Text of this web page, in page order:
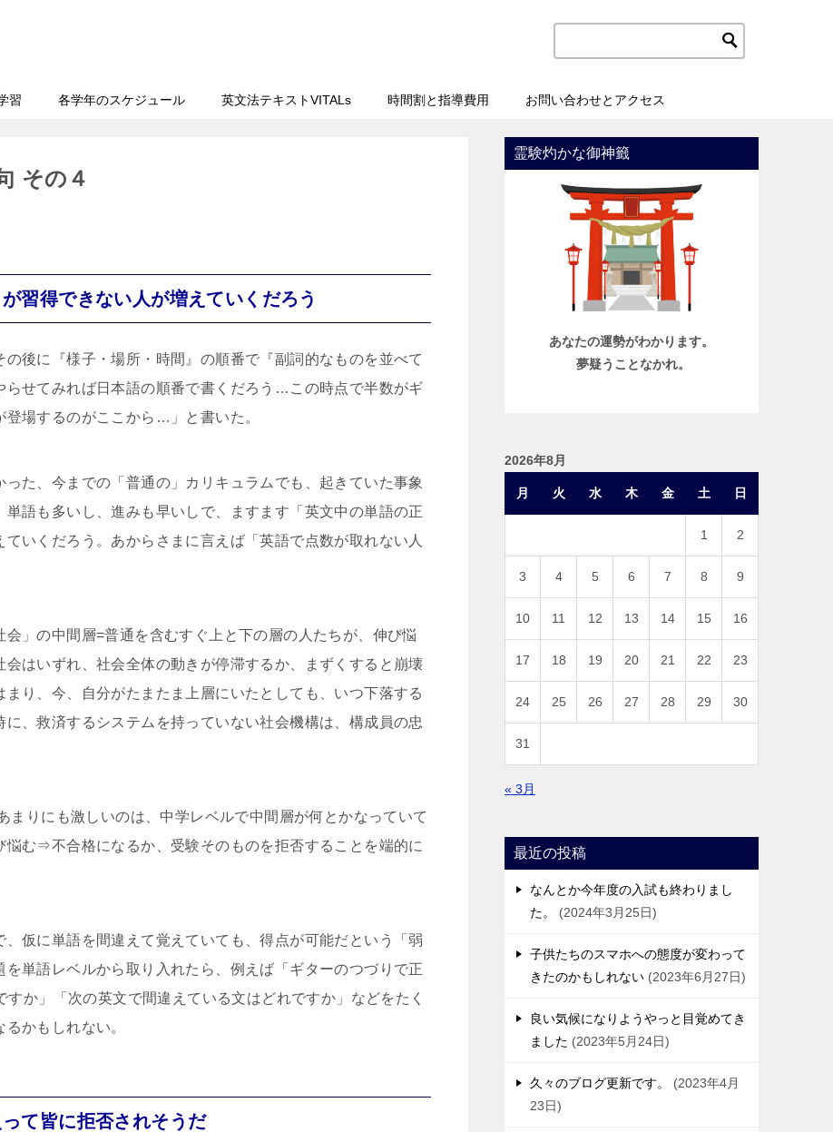
習 各学年のスケジュール 英文法テキストVITALs 時間割と指導費用 お問い合わせとアクセス
その４
習得できない人が増えていくだろう
後に『様子・場所・時間』の順番で『副詞的なものを並べて
らせてみれば日本語の順番で書くだろう…この時点で半数がギ
場するのがここから…」と書いた。
た、今までの「普通の」カリキュラムでも、起きていた事象
語も多いし、進みも早いしで、ますます「英文中の単語の正
いくだろう。あからさまに言えば「英語で点数が取れない人
」の中間層=普通を含むすぐ上と下の層の人たちが、伸び悩
はいずれ、社会全体の動きが停滞するか、まずくすると崩壊
り、今、自分がたまたま上層にいたとしても、いつ下落する
、救済するシステムを持っていない社会機構は、構成員の忠
まりにも激しいのは、中学レベルで中間層が何とかなっていて
悩む⇒不合格になるか、受験そのものを拒否することを端的に
仮に単語を間違えて覚えていても、得点が可能だという「弱
単語レベルから取り入れたら、例えば「ギターのつづりで正
か」「次の英文で間違えている文はどれですか」などをたく
かもしれない。
て皆に拒否されそうだ
霊験灼かな御神籤
あなたの運勢がわかります。
夢疑うことなかれ。
2026年8月
月 火 水 木 金 土 日
1 2
3 4 5 6 7 8 9
10 11 12 13 14 15 16
17 18 19 20 21 22 23
24 25 26 27 28 29 30
31
« 3月
最近の投稿
なんとか今年度の入試も終わりまし
た。
2024年3月25日
子供たちのスマホへの態度が変わって
きたのかもしれない 2023年6月27日
良い気候になりようやっと目覚めてき
ました
2023年5月24日
久々のブログ更新です。
2023年4月
23日